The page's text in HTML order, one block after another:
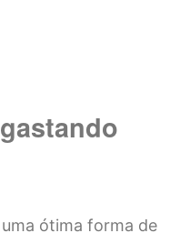
ótima forma de